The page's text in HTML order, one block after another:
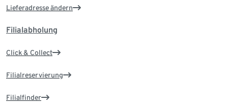
Lieferadresse ändern
Filialabholung
Click & Collect
Filialreservierung
Filialfinder